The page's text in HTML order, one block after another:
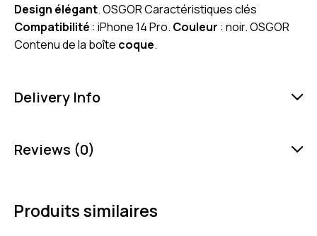
Design élégant. OSGOR Caractéristiques clés
Compatibilité : iPhone 14 Pro. Couleur : noir. OSGOR
Contenu de la boîte coque.
Delivery Info
Reviews (0)
Produits similaires